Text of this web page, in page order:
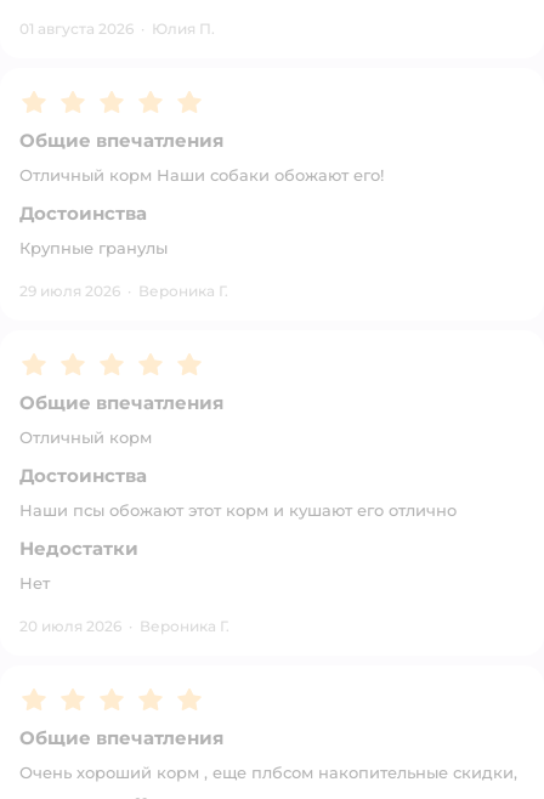
01 августа 2026 · Юлия П.
Рейтинг:5
Общие впечатления
Отличный корм Наши собаки обожают его!
Достоинства
Крупные гранулы
29 июля 2026 · Вероника Г.
Рейтинг:5
Общие впечатления
Отличный корм
Достоинства
Наши псы обожают этот корм и кушают его отлично
Недостатки
Нет
20 июля 2026 · Вероника Г.
Рейтинг:5
Общие впечатления
Очень хороший корм , еще плбсом накопительные скидки,